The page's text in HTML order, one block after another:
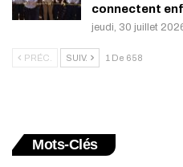
connectent
jeudi, 30 juillet
PRÉC. SUIV. 1 De 658
Mots-Clés